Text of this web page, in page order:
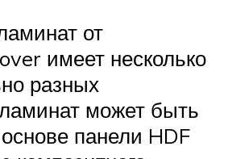
от
имеет несколько
разных
может быть
панели HDF